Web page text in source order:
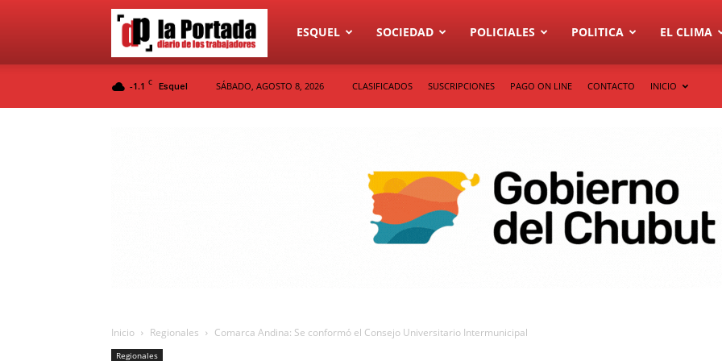
Diario
ESQUEL SOCIEDAD POLICIALES POLITICA EL CLIMA
-1.1 C Esquel SÁBADO, AGOSTO 8, 2026 CLASIFICADOS SUSCRIPCIONES PAGO ON LINE CONTACTO INICIO
Inicio Regionales Comarca Andina: Se conformó el Consejo Universitario Intermunicipal
Regionales